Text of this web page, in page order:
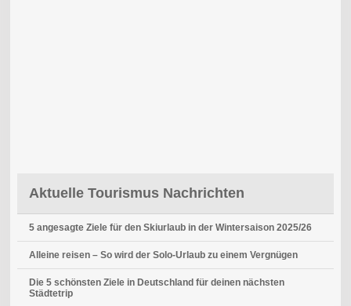
Aktuelle Tourismus Nachrichten
5 angesagte Ziele für den Skiurlaub in der Wintersaison 2025/26
Alleine reisen – So wird der Solo-Urlaub zu einem Vergnügen
Die 5 schönsten Ziele in Deutschland für deinen nächsten
Städtetrip